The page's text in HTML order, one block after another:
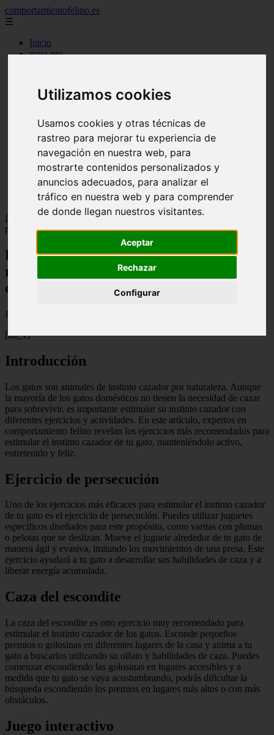
Utilizamos cookies
Usamos cookies y otras técnicas de
rastreo para mejorar tu experiencia de
navegación en nuestra web, para
mostrarte contenidos personalizados y
anuncios adecuados, para analizar el
tráfico en nuestra web y para comprender
de donde llegan nuestros visitantes.
Aceptar
Rechazar
Configurar
comportamientofelino.es
☰
Inicio
zona pro
protagonistas
actualidad
acuariofilia
articulos
canal tv
nombres para gatos
novedades
tablon de anuncios
uncategorized
zona pro
Inicio
gatos2 >Expertos revelan los ejercicios más recomendados
para estimular el instinto cazador de tu gato
Expertos revelan los ejercicios más
recomendados para estimular el instinto
cazador de tu gato
📅 13/05/2025
[ad_1]
Introducción
Los gatos son animales de instinto cazador por naturaleza. Aunque
la mayoría de los gatos domésticos no tienen la necesidad de cazar
para sobrevivir, es importante estimular su instinto cazador con
diferentes ejercicios y actividades. En este artículo, expertos en
comportamiento felino revelan los ejercicios más recomendados para
estimular el instinto cazador de tu gato, manteniéndolo activo,
entretenido y feliz.
Ejercicio de persecución
Uno de los ejercicios más eficaces para estimular el instinto cazador
de tu gato es el ejercicio de persecución. Puedes utilizar juguetes
específicos diseñados para este propósito, como varitas con plumas
o pelotas que se deslizan. Mueve el juguete alrededor de tu gato de
manera ágil y evasiva, imitando los movimientos de una presa. Este
ejercicio ayudará a tu gato a desarrollar sus habilidades de caza y a
liberar energía acumulada.
Caza del escondite
La caza del escondite es otro ejercicio muy recomendado para
estimular el instinto cazador de los gatos. Esconde pequeños
premios o golosinas en diferentes lugares de la casa y anima a tu
gato a buscarlos utilizando su olfato y habilidades de caza. Puedes
comenzar escondiendo las golosinas en lugares accesibles y a
medida que tu gato se vaya acostumbrando, podrás dificultar la
búsqueda escondiendo los premios en lugares más altos o con más
obstáculos.
Juego interactivo